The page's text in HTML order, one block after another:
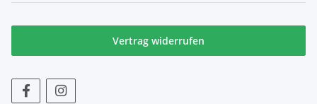
Vertrag widerrufen